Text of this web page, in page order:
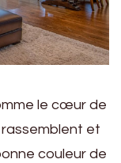
le cœur de
rassemblent et
couleur de